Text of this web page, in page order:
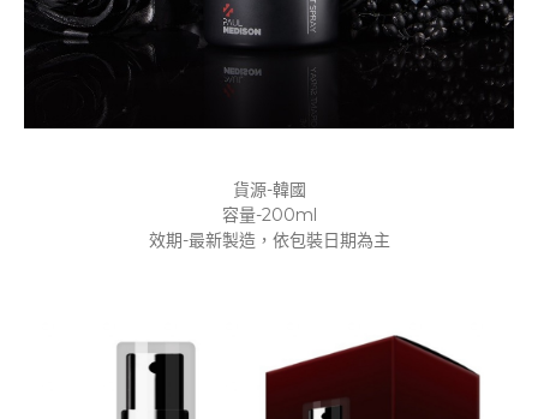
貨源-韓國
容量-200ml
效期-最新製造，依包裝日期為主